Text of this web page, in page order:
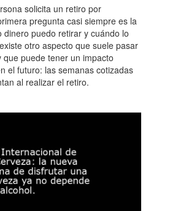
solicita un retiro por
pregunta casi siempre es la
dinero puedo retirar y cuándo lo
otro aspecto que suele pasar
que puede tener un impacto
el futuro: las semanas cotizadas
al realizar el retiro.